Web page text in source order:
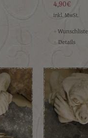
4,90€
inkl. MwSt.
+ Wunschliste
+ Details